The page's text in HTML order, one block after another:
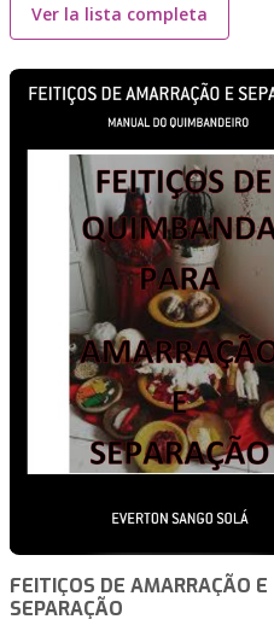
Ver la lista completa
FEITIÇOS DE AMARRAÇÃO E
SEPARAÇÃO